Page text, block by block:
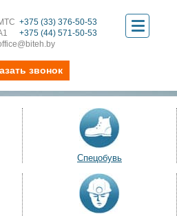
+375 (33) 376-50-53
+375 (44) 571-50-53
Toggle
звонок
Спецобувь